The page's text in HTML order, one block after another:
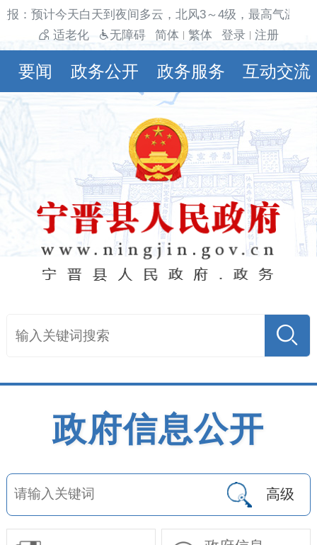
报：预计今天白天到夜间多云，北风3～4级，最高气温
适老化
无障碍 简体 繁体 登录 注册
要闻 政务公开 政务服务 互动交流
政府信息公开
高级